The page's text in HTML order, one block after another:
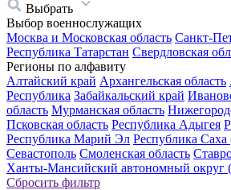
Выбрать
Выбор военнослужащих
Москва и Московская область Санкт-
Республика Татарстан Свердловская
Регионы по алфавиту
Алтайский край Архангельская область
Республика Забайкальский край
область Мурманская область
Псковская область Республика Адыгея
Республика Марий Эл Республика
Севастополь Смоленская область
Ханты-Мансийский автономный округ
Сбросить фильтр